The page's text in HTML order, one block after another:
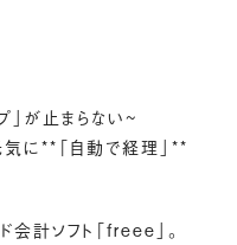
」が止まらない~
気に**「自動で経理」**
会計ソフト「freee」。